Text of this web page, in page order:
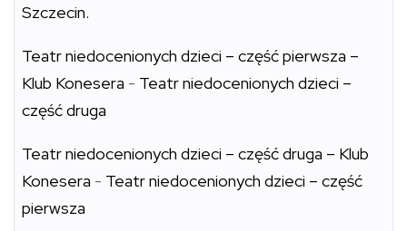
Szczecin.
Teatr niedocenionych dzieci – część pierwsza –
Klub Konesera - Teatr niedocenionych dzieci –
część druga
Teatr niedocenionych dzieci – część druga – Klub
Konesera - Teatr niedocenionych dzieci – część
pierwsza